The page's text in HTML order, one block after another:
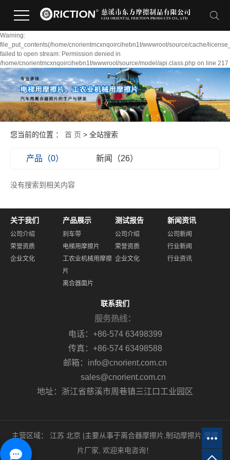
Warning:
file_put_contents(/home/cnorientmcxnqoircihebn1t/wwwroot/source/cache/
failed to open stream: Permission denied in
/home/cnorientmcxnqoircihebn1t/wwwroot/source/model/api.class.php on line 217
您当前的位置 ： 首 页 > 全站搜索
产品（0） 新闻（26）
没有搜索到相关内容
关于我们
公司介绍
荣誉资质
企业文化
产品展示
刹车带
电梯用摩擦片
工农业机械用摩擦
片
离合器面片
测试报告
公司介绍
荣誉资质
企业文化
新闻资讯
公司新闻
行业新闻
行业资讯
联系我们
服务热线：
电话：+86-574 63498399
传真：+86-574 63498588
邮箱：info@cnorient.com.cn
sales@cnorient.com.cn
地址：浙江省慈溪市周巷镇三江口工业园区
主营区域： 江苏 北京 |主要从事于离合器摩擦片 制动摩擦片 摩擦
片厂家 , 欢迎来电咨询！